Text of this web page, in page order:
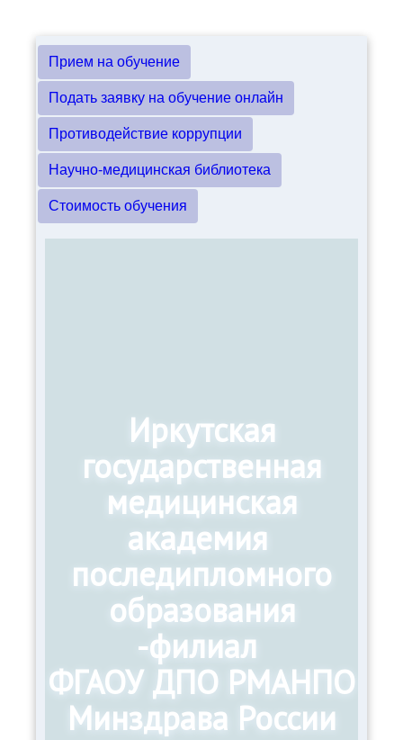
Прием на обучение
Подать заявку на обучение онлайн
Противодействие коррупции
Научно-медицинская библиотека
Стоимость обучения
Иркутская
государственная
медицинская
академия
последипломного
образования
-филиал
ФГАОУ ДПО РМАНПО
Минздрава России